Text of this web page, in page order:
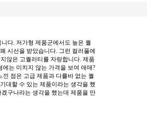
다. 저가형 제품군에서도 높은 퀄
시선을 받았습니다. 그런 컬러풀에
않은 고퀄러티를 자랑합니다. 제품
는 미치지 않는 가격을 보여 애매?
점은 고급 제품과 다를바 없는 퀄
대할 수 있는 제품이라는 생각을 했
구나라는 생각을 했는데 제품을 만